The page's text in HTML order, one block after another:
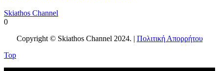
Skiathos Channel
0
Copyright © Skiathos Channel 2024. | Πολιτική Απορρήτου
Top